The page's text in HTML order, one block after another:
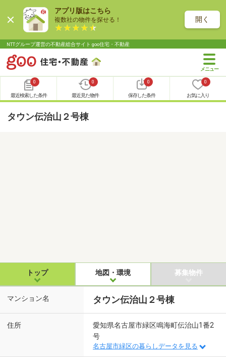
アプリ版はこちら
複数社の物件を探せる！ 開く
NTTグループ運営の不動産総合サイト goo住宅・不動産
0
最近検索した条件
0
最近見た物件
0
保存した条件
0
お気に入り
タウン伝治山２号棟
トップ 地図・環境 募集物件
マンション名 タウン伝治山２号棟
住所
愛知県名古屋市緑区鳴海町伝治山1番2
号
名古屋市緑区の暮らしデータを見る